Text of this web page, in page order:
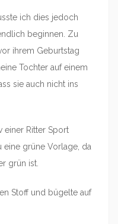
ich dies jedoch
beginnen. Zu
ihrem Geburtstag
Tochter auf einem
sie auch nicht ins
einer Ritter Sport
eine grüne Vorlage, da
grün ist.
Stoff und bügelte auf